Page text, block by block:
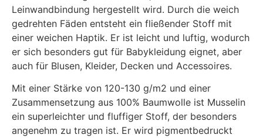
Leinwandbindung hergestellt wird. Durch die weich
gedrehten Fäden entsteht ein fließender Stoff mit
einer weichen Haptik. Er ist leicht und luftig, wodurch
er sich besonders gut für Babykleidung eignet, aber
auch für Blusen, Kleider, Decken und Accessoires.
Mit einer Stärke von 120-130 g/m2 und einer
Zusammensetzung aus 100% Baumwolle ist Musselin
ein superleichter und fluffiger Stoff, der besonders
angenehm zu tragen ist. Er wird pigmentbedruckt